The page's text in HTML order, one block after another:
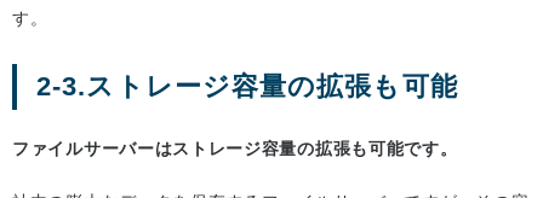
す。
2-3.ストレージ容量の拡張も可能
ファイルサーバーはストレージ容量の拡張も可能です。